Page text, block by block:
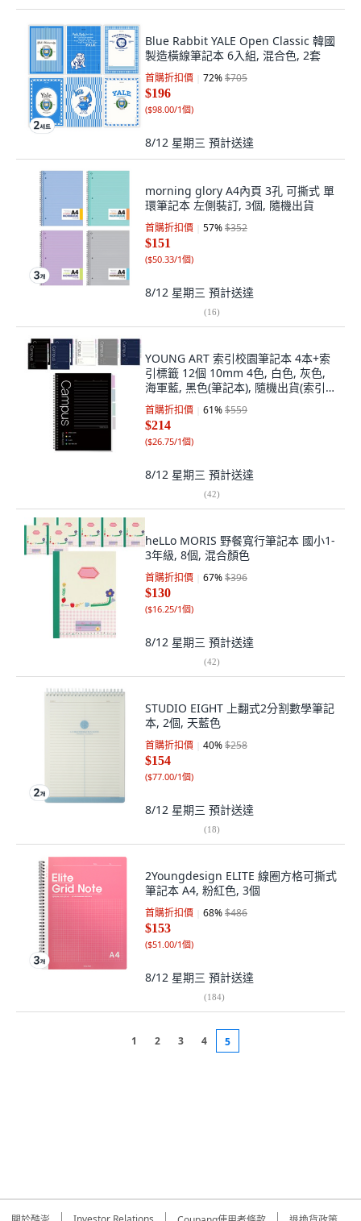
Blue Rabbit YALE Open Classic 韓國
製造橫線筆記本 6入組, 混合色, 2套
首購折扣價 72%$705
$196
($98.00/1個)
8/12 星期三 預計送達
morning glory A4內頁 3孔 可撕式 單
環筆記本 左側裝訂, 3個, 隨機出貨
首購折扣價 57%$352
$151
($50.33/1個)
8/12 星期三 預計送達
(16)
YOUNG ART 索引校園筆記本 4本+索
引標籤 12個 10mm 4色, 白色, 灰色,
海軍藍, 黑色(筆記本), 隨機出貨(索引
貼), 8入
首購折扣價 61%$559
$214
($26.75/1個)
8/12 星期三 預計送達
(42)
heLLo MORIS 野餐寬行筆記本 國小1-
3年級, 8個, 混合顏色
首購折扣價 67%$396
$130
($16.25/1個)
8/12 星期三 預計送達
(42)
STUDIO EIGHT 上翻式2分割數學筆記
本, 2個, 天藍色
首購折扣價 40%$258
$154
($77.00/1個)
8/12 星期三 預計送達
(18)
2Youngdesign ELITE 線圈方格可撕式
筆記本 A4, 粉紅色, 3個
首購折扣價 68%$486
$153
($51.00/1個)
8/12 星期三 預計送達
(184)
1 2 3 4 5